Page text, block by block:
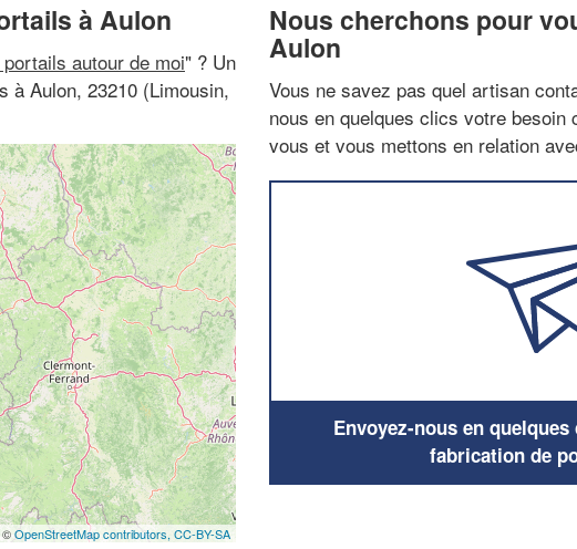
à Aulon
autour de moi" ? Un
à Aulon, 23210 (Limousin,
©OpenStreetMap contributors, CC-BY-SA
Nous cherchons pour
Aulon
Vous ne savez pas quel artisan
nous en quelques clics votre
vous et vous mettons en relation
Envoyez-nous en
fabrication de